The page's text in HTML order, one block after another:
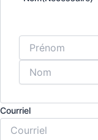
Courriel